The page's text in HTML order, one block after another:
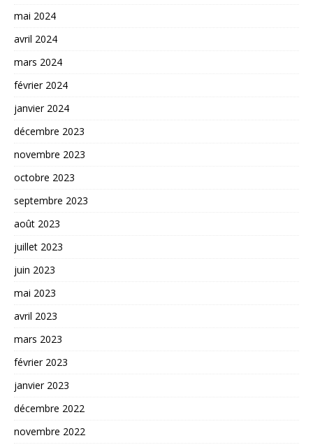
mai 2024
avril 2024
mars 2024
février 2024
janvier 2024
décembre 2023
novembre 2023
octobre 2023
septembre 2023
août 2023
juillet 2023
juin 2023
mai 2023
avril 2023
mars 2023
février 2023
janvier 2023
décembre 2022
novembre 2022